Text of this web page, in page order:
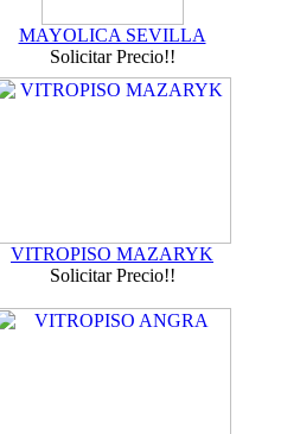
MAYOLICA SEVILLA
Solicitar Precio!!
VITROPISO MAZARYK
Solicitar Precio!!